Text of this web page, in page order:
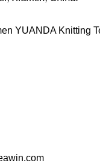
YUANDA Knitting